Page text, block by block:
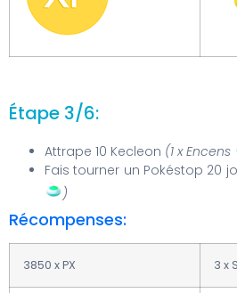
Étape 3/6:
Attrape 10 Kecleon (1 x Encens
Fais tourner un Pokéstop 20
)
Récompenses:
3850 x PX 3 x